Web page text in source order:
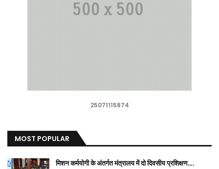
25071115874
MOST POPULAR
मिशन कर्मयोगी के अंतर्गत मंत्रालय में दो दिवसीय प्रशिक्षण….